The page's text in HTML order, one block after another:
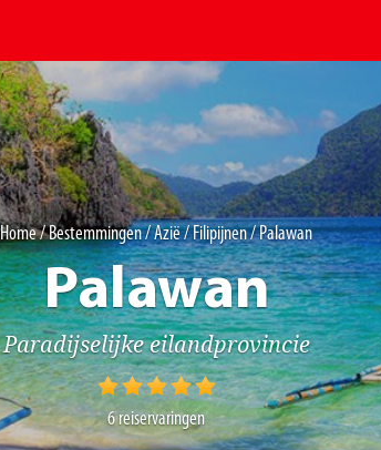
Home/Bestemmingen/Azië/Filipijnen/ Palawan
Palawan
Paradijselijke eilandprovincie
6reiservaringen